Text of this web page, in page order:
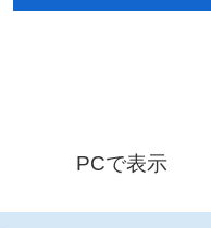
PCで表示